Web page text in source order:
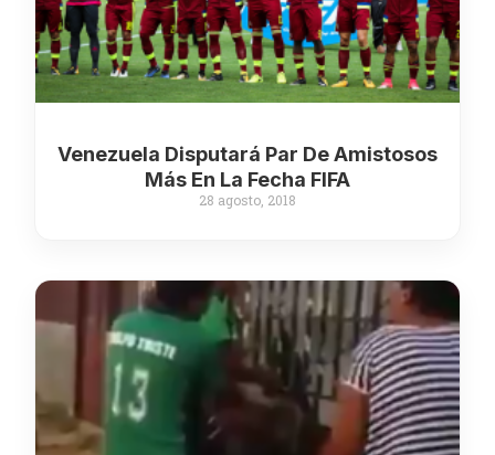
Venezuela Disputará Par De Amistosos
Más En La Fecha FIFA
28 agosto, 2018